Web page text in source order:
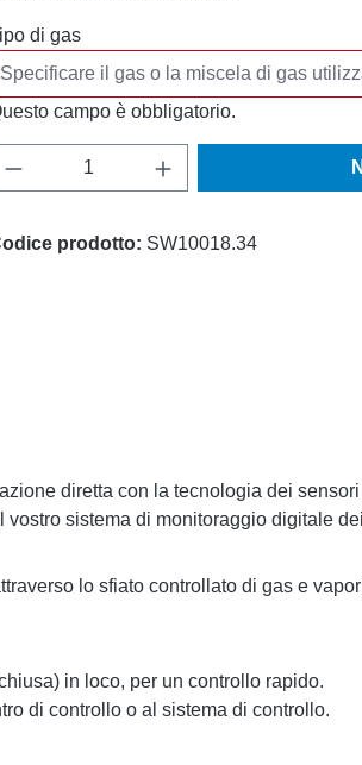
di gas
campo è obbligatorio.
Quantità del prodotto:
prodotto: SW10018.34
diretta con la tecnologia dei
sistema di monitoraggio digitale
lo sfiato controllato di gas e
in loco, per un controllo rapido.
di controllo o al sistema di controllo.